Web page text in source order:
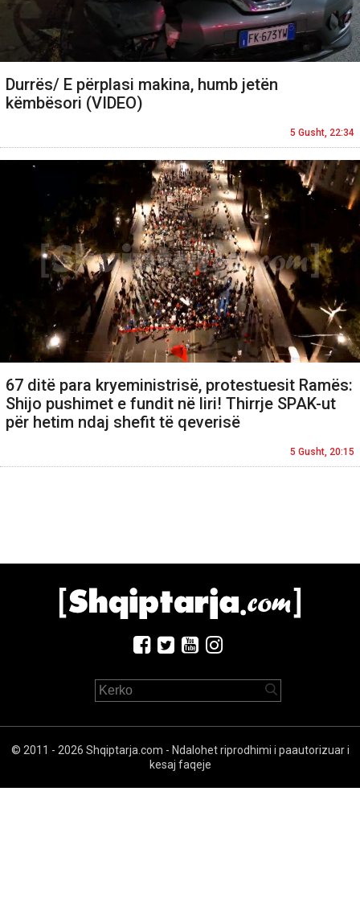
Durrës/ E përplasi makina, humb jetën
këmbësori (VIDEO)
5 Gusht, 22:34
67 ditë para kryeministrisë, protestuesit Ramës:
Shijo pushimet e fundit në liri! Thirrje SPAK-ut
për hetim ndaj shefit të qeverisë
5 Gusht, 20:15
© 2011 - 2026 Shqiptarja.com - Ndalohet riprodhimi i paautorizuar i
kesaj faqeje